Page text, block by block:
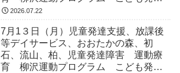
気になる 発達障害 放デイ 自閉
2026.07.22
7月1３日（月）児童発達支援、放課後
等デイサービス、おおたかの森、初
石、流山、柏、児童発達障害 運動療
育 柳沢運動プログラム こども発達